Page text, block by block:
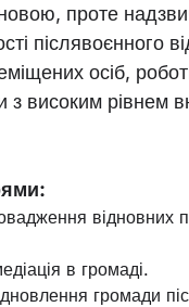
проте
післявоєнного
осіб,
високим рівнем
відновних
в громаді.
громади